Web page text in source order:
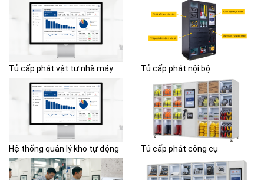
Tủ cấp phát vật tư nhà máy Tủ cấp phát nội bộ
Hệ thống quản lý kho tự động Tủ cấp phát công cụ